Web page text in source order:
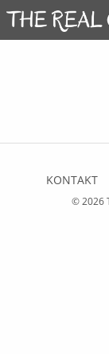
KONTAKT
© 2026